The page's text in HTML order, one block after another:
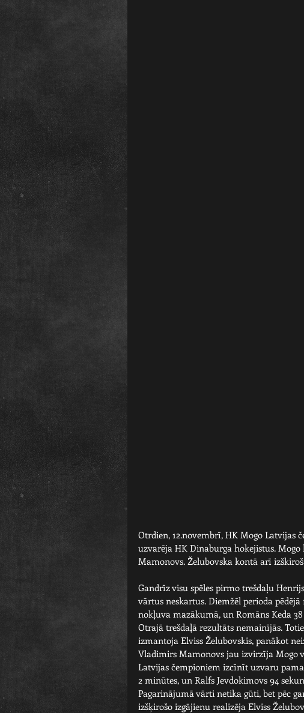
Otrdien, 12.novembrī, HK Mogo Latvijas
uzvarēja HK Dinaburga hokejistus.
Mamonovs. Želubovska kontā arī
Gandrīz visu spēles pirmo trešdaļu
vārtus neskartus. Diemžēl perioda
nokļuva mazākumā, un Romāns Keda
Otrajā trešdaļā rezultāts nemainījās.
izmantoja Elviss Želubovskis, panākot
Vladimirs Mamonovs jau izvirzīja Mogo
Latvijas čempioniem izcīnīt uzvaru
2 minūtes, un Ralfs Jevdokimovs 94
Pagarinājumā vārti netika gūti, bet pēc
izšķirošo izgājienu realizēja Elviss